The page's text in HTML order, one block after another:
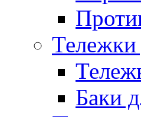
Тележки
Баки